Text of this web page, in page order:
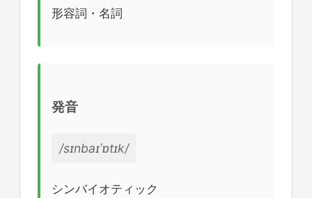
形容詞・名詞
発音
/sɪnbaɪˈɒtɪk/
シンバイオティック